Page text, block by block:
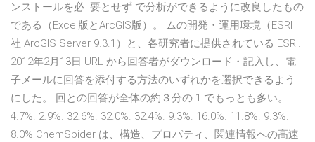
ンストールを必. 要とせず で分析ができるように改良したもの
である（Excel版とArcGIS版）。 ムの開発・運用環境（ESRI
社 ArcGIS Server 9.3.1）と、各研究者に提供されている ESRI.
2012年2月13日 URL から回答者がダウンロード・記入し、電
子メールに回答を添付する方法のいずれかを選択できるよう.
にした。 回との回答が全体の約３分の 1 でもっとも多い。
4.7%. 2.9%. 32.6%. 32.0%. 32.4%. 9.3%. 16.0%. 11.8%. 9.3%.
8.0% ChemSpider は、構造、プロパティ、関連情報への高速